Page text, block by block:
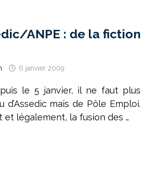
ANPE : de la fiction
6 janvier 2009
le 5 janvier, il ne faut plus
d’Assedic mais de Pôle Emploi.
et légalement, la fusion des …